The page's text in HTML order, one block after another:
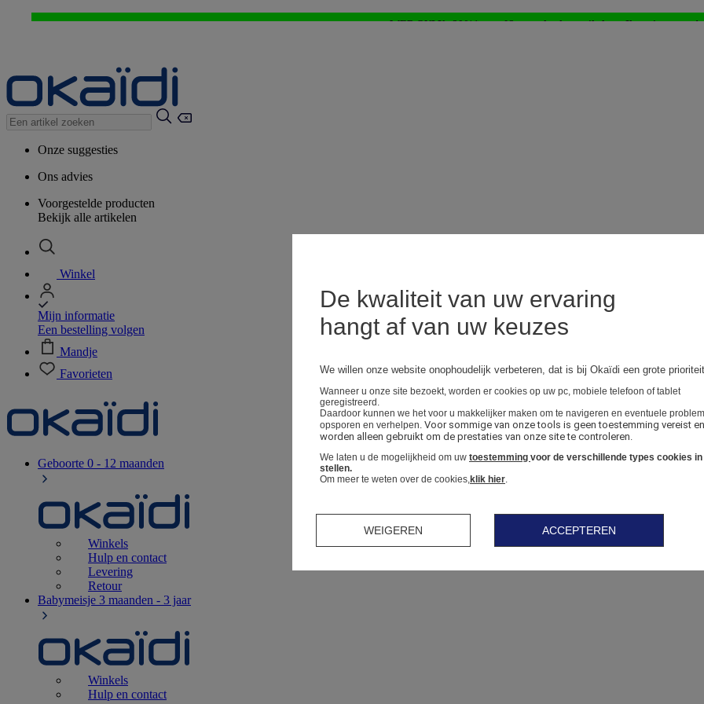
WEB ONLY: -20%* vanaf 3 aangekochte artikelen > Ik geniat ervan !
Onze suggesties
Ons advies
Voorgestelde producten
Bekijk alle artikelen
Winkel
Mijn informatie
Een bestelling volgen
Mandje
Favorieten
Geboorte 0 - 12 maanden
Winkels
Hulp en contact
Levering
Retour
Babymeisje 3 maanden - 3 jaar
Winkels
Hulp en contact
De kwaliteit van uw ervaring
hangt af van uw keuzes
We willen onze website onophoudelijk verbeteren, dat is bij Okaïdi een grote
Wanneer u onze site bezoekt, worden er cookies op uw pc, mobiele telefoon of tablet
geregistreerd.
Daardoor kunnen we het voor u makkelijker maken om te navigeren en eventuele
opsporen en verhelpen. Voor sommige van onze tools is geen toestemming vereist en
worden alleen gebruikt om de prestaties van onze site te controleren.
We laten u de mogelijkheid om uw toestemming voor de verschillende types cookies in
stellen.
Om meer te weten over de cookies,klik hier.
WEIGEREN ACCEPTEREN